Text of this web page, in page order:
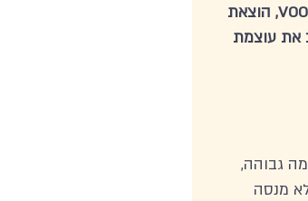
לה. דרך פשוטה להביא תנועה, היא להוציא קול נמוך וארוך כמו VOOOOOOOOOO, הוצאת
את עוצמת
גבוהה,
מנסה